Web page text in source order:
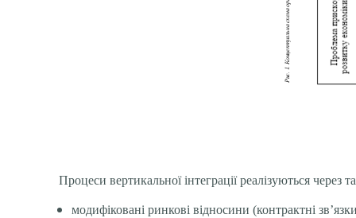
Процеси вертикальної інтеграції реалізуються
модифіковані ринкові відносини (контрактні